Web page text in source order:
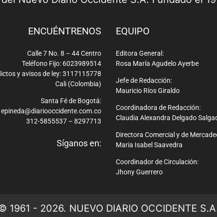
ENCUÉNTRENOS
Calle 7 No. 8 – 44 Centro
Teléfono Fijo: 6023989514
y avisos de ley: 3117115778
Cali (Colombia)
Santa Fé de Bogotá:
epineda@diariooccidente.com.co
312-5855537 – 8297713
Síganos en:
EQUIPO
Editora General:
Rosa María Agudelo Ayerbe
Jefe de Redacción:
Mauricio Ríos Giraldo
Coordinadora de Redacción:
Claudia Alexandra Delgado
Directora Comercial y de
Maria Isabel Saavedra
Coordinador de Circulación:
Jhony Guerrero
1961 - 2026. NUEVO DIARIO OCCIDENTE